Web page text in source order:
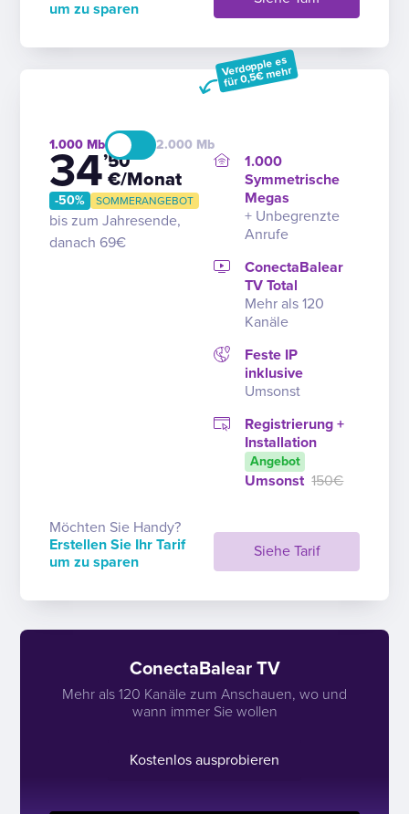
um zu sparen
1.000 2.000
Verdopple es
für 0,5€ mehr
34’50
€/Monat
-50% SOMMERANGEBOT
bis zum Jahresende,
danach 69€
Siehe Tarif
1.000
Symmetrische
Megas
+ Unbegrenzte
Anrufe
ConectaBalear
TV Total
Mehr als 120
Kanäle
Feste IP
inklusive
Umsonst
Registrierung +
Installation
Angebot
Umsonst 150€
Möchten Sie Handy?
Erstellen Sie Ihr Tarif
um zu sparen
ConectaBalear TV
Mehr als 120 Kanäle zum Anschauen, wo und
wann immer Sie wollen
Kostenlos ausprobieren